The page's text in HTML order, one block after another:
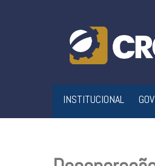
INSTITUCIONAL